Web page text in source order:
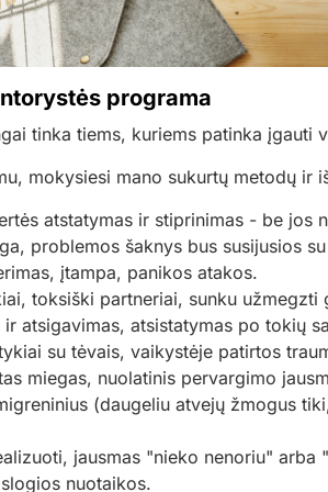
programa
tinka tiems, kuriems patinka įgauti
mokysiesi mano sukurtų metodų
atstatymas ir stiprinimas - be jos
problemos šaknys bus susijusios
įtampa, panikos atakos.
toksiški partneriai, sunku
ir atsigavimas, atsistatymas po tokių
su tėvais, vaikystėje patirtos
miegas, nuolatinis pervargimo
(daugeliu atvejų žmogus
jausmas "nieko nenoriu" arba
nuotaikos.